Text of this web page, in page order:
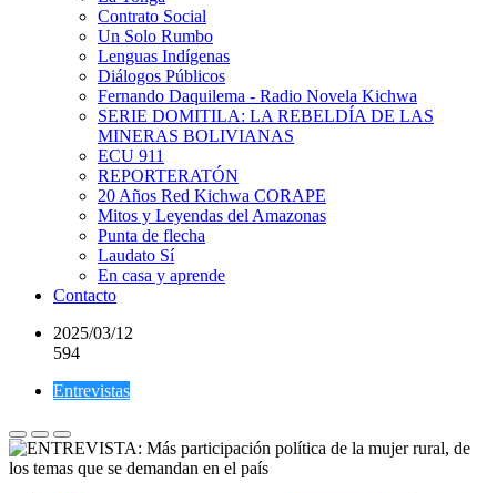
Contrato Social
Un Solo Rumbo
Lenguas Indígenas
Diálogos Públicos
Fernando Daquilema - Radio Novela Kichwa
SERIE DOMITILA: LA REBELDÍA DE LAS
MINERAS BOLIVIANAS
ECU 911
REPORTERATÓN
20 Años Red Kichwa CORAPE
Mitos y Leyendas del Amazonas
Punta de flecha
Laudato Sí
En casa y aprende
Contacto
2025/03/12
594
Entrevistas